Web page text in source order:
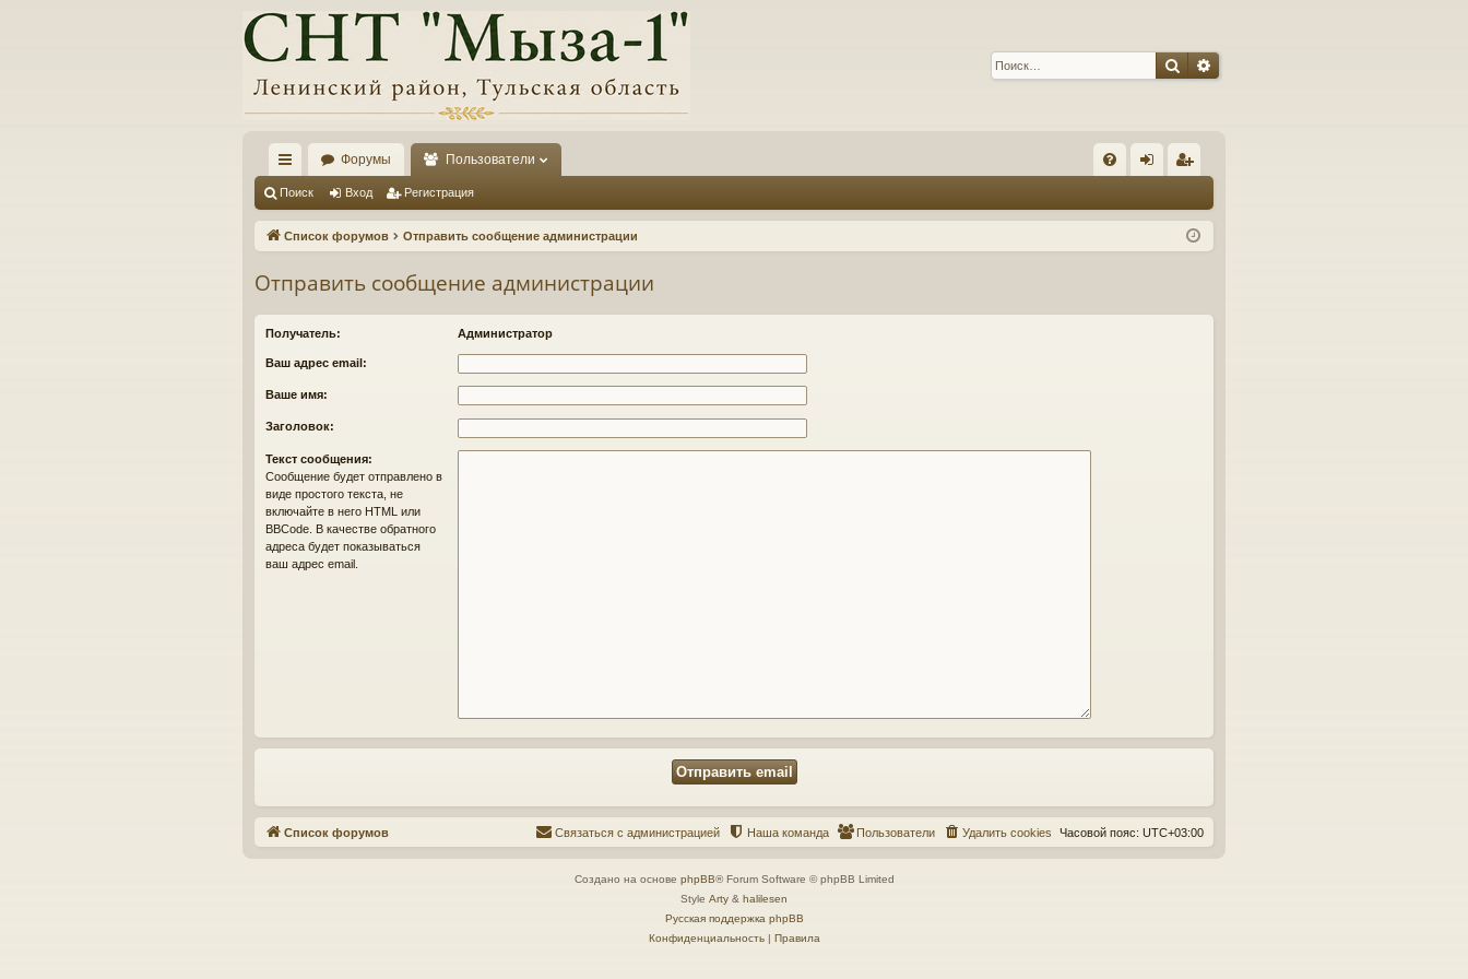
ПоискРасширенный поиск
с
ы
и
Форумы Пользователи
Q д ис
Поиск Вход Регистрация
Список форумов Отправить сообщение администрации
Отправить сообщение администрации
Получатель: Администратор
Ваш адрес email:
Ваше имя:
Заголовок:
Текст сообщения:
Сообщение будет отправлено в
виде простого текста, не
включайте в него HTML или
BBCode. В качестве обратного
адреса будет показываться
ваш адрес email.
Список форумов Часовой пояс: UTC+03:00
Удалить cookies
Пользователи
Наша команда
Связаться с администрацией
Создано на основе phpBB® Forum Software © phpBB Limited
Style Arty & halilesen
Русская поддержка phpBB
Конфиденциальность| Правила